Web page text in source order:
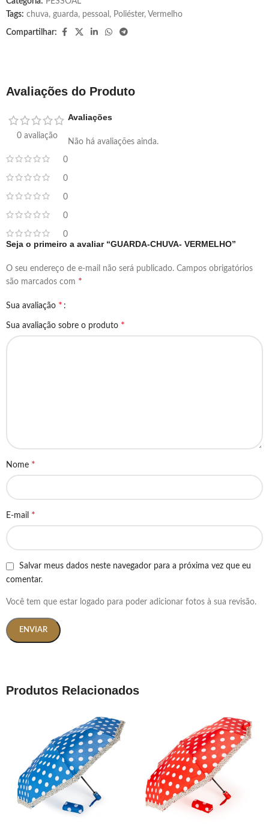
Tags: chuva, guarda, pessoal , Poliéster, Vermelho
Compartilhar:
Avaliações do Produto
0 avaliação
0
0
0
0
0
Avaliações
Não há avaliações ainda.
Seja o primeiro a avaliar “GUARDA-CHUVA- VERMELHO”
O seu endereço de e-mail não será publicado. Campos obrigatórios
são marcados com *
Sua avaliação *
Sua avaliação sobre o produto *
Nome *
E-mail *
Salvar meus dados neste navegador para a próxima vez que eu
comentar.
Você tem que estar logado para poder adicionar fotos à sua revisão.
Produtos Relacionados